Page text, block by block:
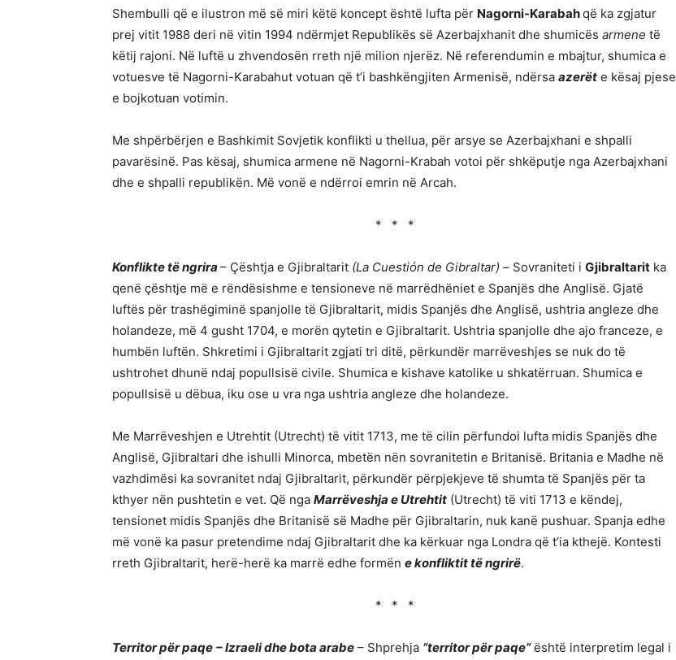
Shembulli që e ilustron më së miri këtë koncept është lufta për Nagorni-Karabahqë ka zgjatur
prej vitit 1988 deri në vitin 1994 ndërmjet Republikës së Azerbajxhanit dhe shumicës armene të
këtij rajoni. Në luftë u zhvendosën rreth një milion njerëz. Në referendumin e mbajtur, shumica e
votuesve të Nagorni-Karabahut votuan që t’i bashkëngjiten Armenisë, ndërsa azerët e kësaj pjese
e bojkotuan votimin.
Me shpërbërjen e Bashkimit Sovjetik konflikti u thellua, për arsye se Azerbajxhani e shpalli
pavarësinë. Pas kësaj, shumica armene në Nagorni-Krabah votoi për shkëputje nga Azerbajxhani
dhe e shpalli republikën. Më vonë e ndërroi emrin në Arcah.
* * *
Konflikte të ngrira – Çështja e Gjibraltarit (La Cuestión de Gibraltar) – Sovraniteti i Gjibraltarit ka
qenë çështje më e rëndësishme e tensioneve në marrëdhëniet e Spanjës dhe Anglisë. Gjatë
luftës për trashëgiminë spanjolle të Gjibraltarit, midis Spanjës dhe Anglisë, ushtria angleze dhe
holandeze, më 4 gusht 1704, e morën qytetin e Gjibraltarit. Ushtria spanjolle dhe ajo franceze, e
humbën luftën. Shkretimi i Gjibraltarit zgjati tri ditë, përkundër marrëveshjes se nuk do të
ushtrohet dhunë ndaj popullsisë civile. Shumica e kishave katolike u shkatërruan. Shumica e
popullsisë u dëbua, iku ose u vra nga ushtria angleze dhe holandeze.
Me Marrëveshjen e Utrehtit (Utrecht) të vitit 1713, me të cilin përfundoi lufta midis Spanjës dhe
Anglisë, Gjibraltari dhe ishulli Minorca, mbetën nën sovranitetin e Britanisë. Britania e Madhe në
vazhdimësi ka sovranitet ndaj Gjibraltarit, përkundër përpjekjeve të shumta të Spanjës për ta
kthyer nën pushtetin e vet. Që nga Marrëveshja e Utrehtit (Utrecht) të viti 1713 e këndej,
tensionet midis Spanjës dhe Britanisë së Madhe për Gjibraltarin, nuk kanë pushuar. Spanja edhe
më vonë ka pasur pretendime ndaj Gjibraltarit dhe ka kërkuar nga Londra që t’ia kthejë. Kontesti
rreth Gjibraltarit, herë-herë ka marrë edhe formën e konfliktit të ngrirë.
* * *
Territor për paqe – Izraeli dhe bota arabe – Shprehja “territor për paqe”është interpretim legal i